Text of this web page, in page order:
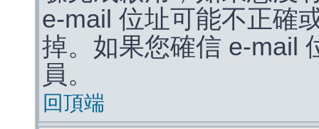
e-mail 位址可能不正確
掉。如果您確信 e-mail
員。
回頂端